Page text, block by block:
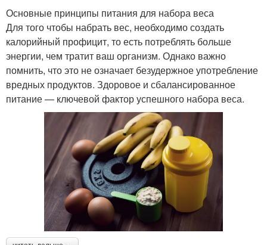
Основные принципы питания для набора веса
Для того чтобы набрать вес, необходимо создать
калорийный профицит, то есть потреблять больше
энергии, чем тратит ваш организм. Однако важно
помнить, что это не означает безудержное употребление
вредных продуктов. Здоровое и сбалансированное
питание — ключевой фактор успешного набора веса.